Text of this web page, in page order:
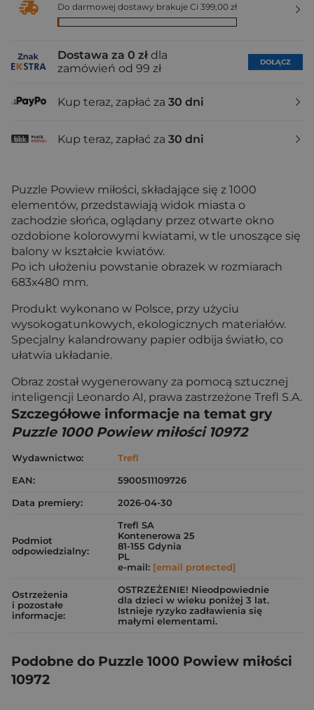
Do darmowej dostawy brakuje Ci 399,00 zł
Dostawa za 0 zł dla
zamówień od 99 zł
DOŁĄCZ
Kup teraz, zapłać za 30 dni
Kup teraz, zapłać za 30 dni
Puzzle Powiew miłości, składające się z 1000
elementów, przedstawiają widok miasta o
zachodzie słońca, oglądany przez otwarte okno
ozdobione kolorowymi kwiatami, w tle unoszące się
balony w kształcie kwiatów.
Po ich ułożeniu powstanie obrazek w rozmiarach
683x480 mm.
Produkt wykonano w Polsce, przy użyciu
wysokogatunkowych, ekologicznych materiałów.
Specjalny kalandrowany papier odbija światło, co
ułatwia układanie.
Obraz został wygenerowany za pomocą sztucznej
inteligencji Leonardo AI, prawa zastrzeżone Trefl S.A.
Szczegółowe informacje na temat gry
Puzzle 1000 Powiew miłości 10972
Wydawnictwo:
Trefl
EAN:
5900511109726
Data premiery:
2026-04-30
Podmiot
odpowiedzialny:
Trefl SA
Kontenerowa 25
81-155 Gdynia
PL
e-mail: [email protected]
Ostrzeżenia
i pozostałe
informacje:
OSTRZEŻENIE! Nieodpowiednie
dla dzieci w wieku poniżej 3 lat.
Istnieje ryzyko zadławienia się
małymi elementami.
Podobne do Puzzle 1000 Powiew miłości
10972